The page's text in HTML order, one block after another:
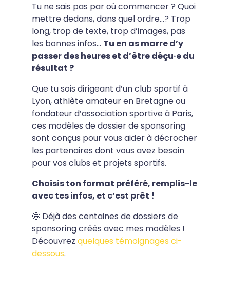
Tu ne sais pas par où commencer ? Quoi
mettre dedans, dans quel ordre…? Trop
long, trop de texte, trop d’images, pas
les bonnes infos… Tu en as marre d’y
passer des heures et d’être déçu·e du
résultat ?
Que tu sois dirigeant d’un club sportif à
Lyon, athlète amateur en Bretagne ou
fondateur d’association sportive à Paris,
ces modèles de dossier de sponsoring
sont conçus pour vous aider à décrocher
les partenaires dont vous avez besoin
pour vos clubs et projets sportifs.
Choisis ton format préféré, remplis-le
avec tes infos, et c’est prêt !
🤩 Déjà des centaines de dossiers de
sponsoring créés avec mes modèles !
Découvrezquelques témoignages ci-
dessous.